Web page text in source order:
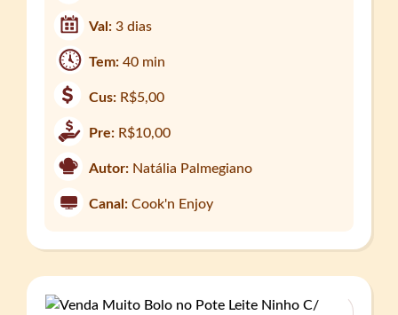
Val:3 dias
Tem:40 min
Cus: R$5,00
Pre: R$10,00
Autor: Natália Palmegiano
Canal: Cook'n Enjoy